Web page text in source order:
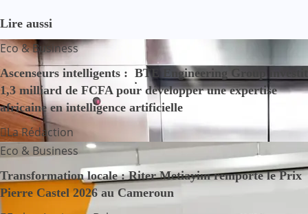
i
g
a
t
i
o
n
Lire aussi
Eco & Business
Ascenseurs intelligents : BTE Engineering Group investit
1,3 milliard de FCFA pour développer une expertise
africaine en intelligence artificielle
La Rédaction
Eco & Business
Transformation locale : Riter Metiayim remporte le Prix
Pierre Castel 2026 au Cameroun